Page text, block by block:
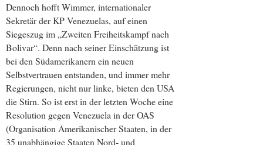
Dennoch hofft Wimmer, internationaler
Sekretär der KP Venezuelas, auf einen
Siegeszug im „Zweiten Freiheitskampf nach
Bolivar“. Denn nach seiner Einschätzung ist
bei den Südamerikanern ein neuen
Selbstvertrauen entstanden, und immer mehr
Regierungen, nicht nur linke, bieten den USA
die Stirn. So ist erst in der letzten Woche eine
Resolution gegen Venezuela in der OAS
(Organisation Amerikanischer Staaten, in der
35 unabhängige Staaten Nord- und